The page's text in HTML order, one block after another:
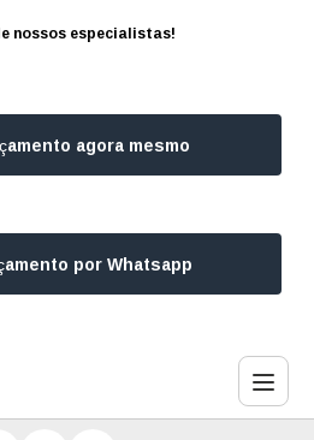
nossos especialistas!
agora mesmo
por Whatsapp